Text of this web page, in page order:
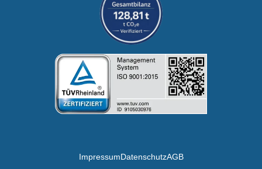
ImpressumDatenschutzAGB